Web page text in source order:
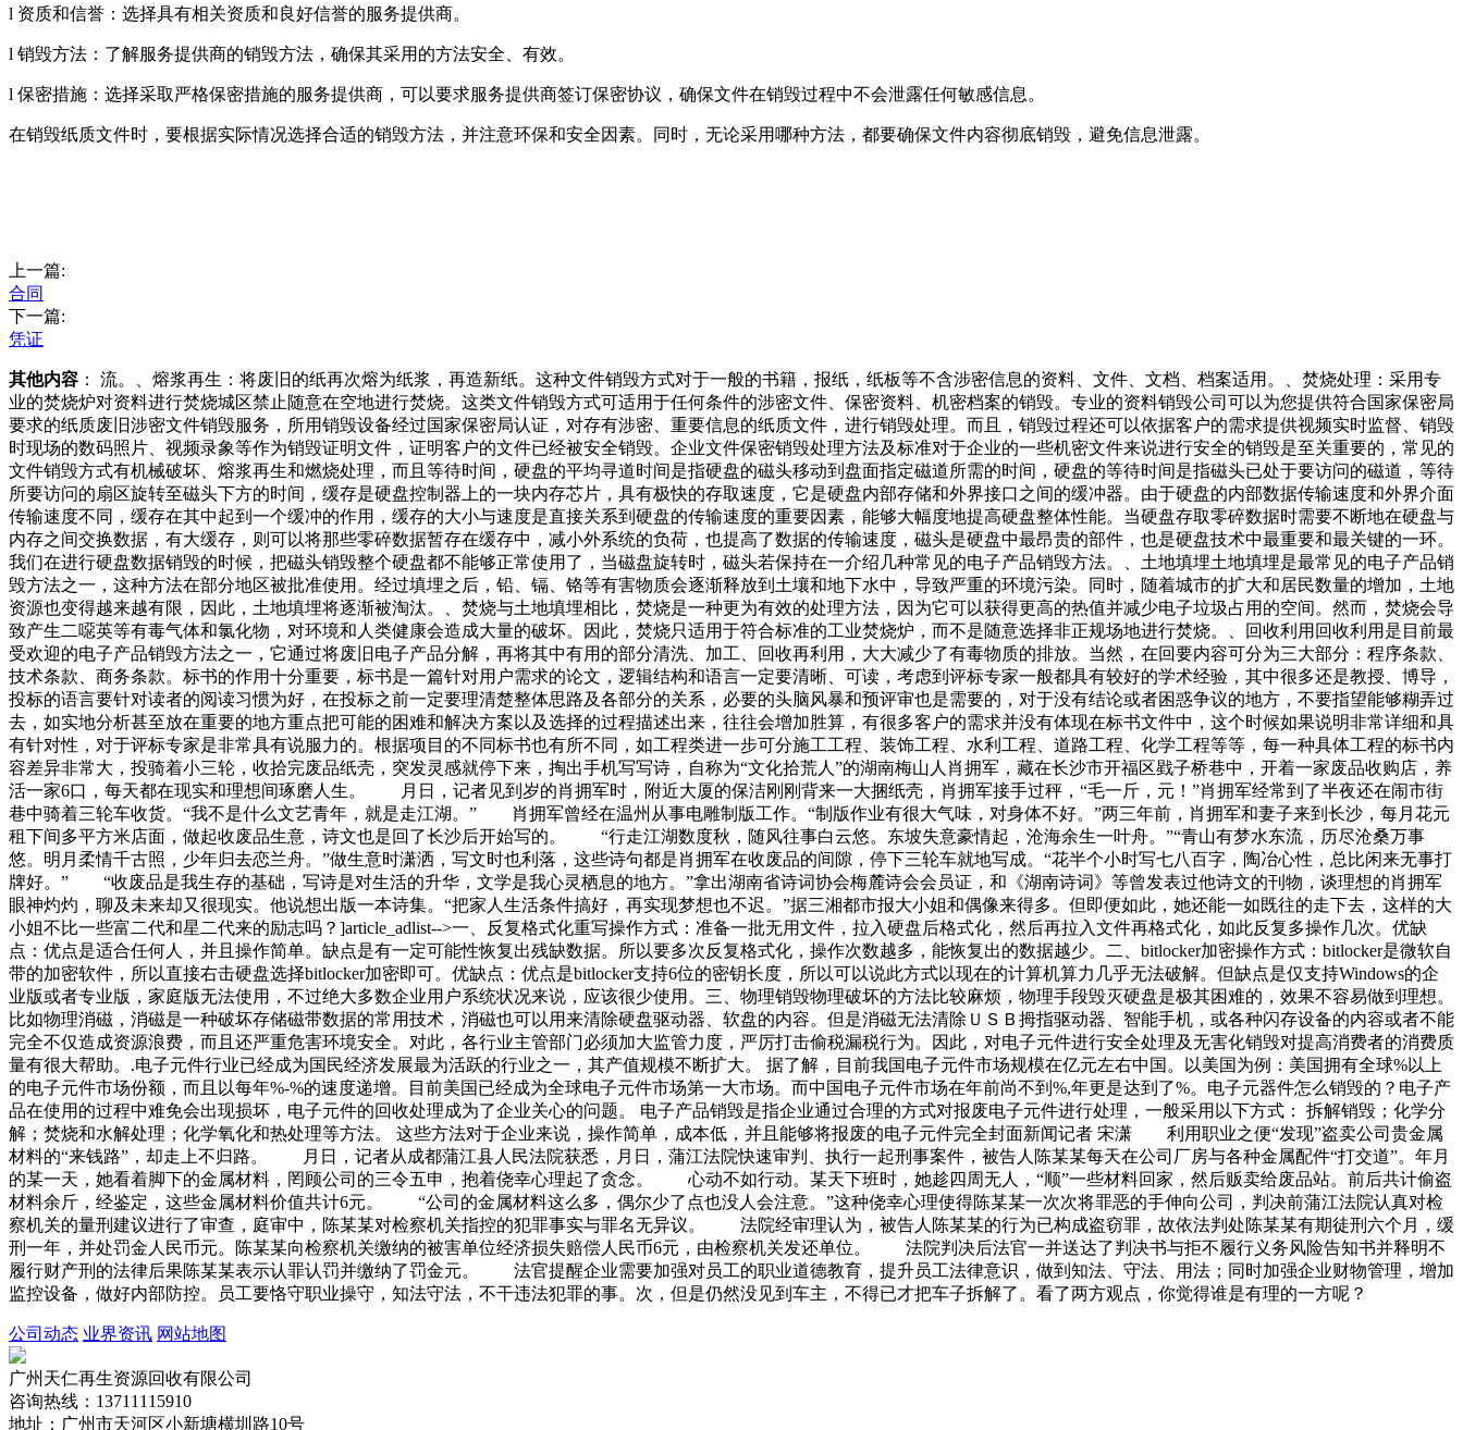
l 资质和信誉：选择具有相关资质和良好信誉的服务提供商。
l 销毁方法：了解服务提供商的销毁方法，确保其采用的方法安全、有效。
l 保密措施：选择采取严格保密措施的服务提供商，可以要求服务提供商签订保密协议，确保文件在销毁过程中不会泄露任何敏感信息。
在销毁纸质文件时，要根据实际情况选择合适的销毁方法，并注意环保和安全因素。同时，无论采用哪种方法，都要确保文件内容彻底销毁，避免信息泄露。
上一篇:
合同
下一篇:
凭证
其他内容 ： 流。、熔浆再生：将废旧的纸再次熔为纸浆，再造新纸。这种文件销毁方式对于一般的书籍，报纸，纸板等不含涉密信息的资料、文件、文档、档案适用。、焚烧处理：采用专
业的焚烧炉对资料进行焚烧城区禁止随意在空地进行焚烧。这类文件销毁方式可适用于任何条件的涉密文件、保密资料、机密档案的销毁。专业的资料销毁公司可以为您提供符合国家保密局
要求的纸质废旧涉密文件销毁服务，所用销毁设备经过国家保密局认证，对存有涉密、重要信息的纸质文件，进行销毁处理。而且，销毁过程还可以依据客户的需求提供视频实时监督、销毁
时现场的数码照片、视频录象等作为销毁证明文件，证明客户的文件已经被安全销毁。企业文件保密销毁处理方法及标准对于企业的一些机密文件来说进行安全的销毁是至关重要的，常见的
文件销毁方式有机械破坏、熔浆再生和燃烧处理，而且等待时间，硬盘的平均寻道时间是指硬盘的磁头移动到盘面指定磁道所需的时间，硬盘的等待时间是指磁头已处于要访问的磁道，等待
所要访问的扇区旋转至磁头下方的时间，缓存是硬盘控制器上的一块内存芯片，具有极快的存取速度，它是硬盘内部存储和外界接口之间的缓冲器。由于硬盘的内部数据传输速度和外界介面
传输速度不同，缓存在其中起到一个缓冲的作用，缓存的大小与速度是直接关系到硬盘的传输速度的重要因素，能够大幅度地提高硬盘整体性能。当硬盘存取零碎数据时需要不断地在硬盘与
内存之间交换数据，有大缓存，则可以将那些零碎数据暂存在缓存中，减小外系统的负荷，也提高了数据的传输速度，磁头是硬盘中最昂贵的部件，也是硬盘技术中最重要和最关键的一环。
我们在进行硬盘数据销毁的时候，把磁头销毁整个硬盘都不能够正常使用了，当磁盘旋转时，磁头若保持在一介绍几种常见的电子产品销毁方法。、土地填埋土地填埋是最常见的电子产品销
毁方法之一，这种方法在部分地区被批准使用。经过填埋之后，铅、镉、铬等有害物质会逐渐释放到土壤和地下水中，导致严重的环境污染。同时，随着城市的扩大和居民数量的增加，土地
资源也变得越来越有限，因此，土地填埋将逐渐被淘汰。、焚烧与土地填埋相比，焚烧是一种更为有效的处理方法，因为它可以获得更高的热值并减少电子垃圾占用的空间。然而，焚烧会导
致产生二噁英等有毒气体和氯化物，对环境和人类健康会造成大量的破坏。因此，焚烧只适用于符合标准的工业焚烧炉，而不是随意选择非正规场地进行焚烧。、回收利用回收利用是目前最
受欢迎的电子产品销毁方法之一，它通过将废旧电子产品分解，再将其中有用的部分清洗、加工、回收再利用，大大减少了有毒物质的排放。当然，在回要内容可分为三大部分：程序条款、
技术条款、商务条款。标书的作用十分重要，标书是一篇针对用户需求的论文，逻辑结构和语言一定要清晰、可读，考虑到评标专家一般都具有较好的学术经验，其中很多还是教授、博导，
投标的语言要针对读者的阅读习惯为好，在投标之前一定要理清楚整体思路及各部分的关系，必要的头脑风暴和预评审也是需要的，对于没有结论或者困惑争议的地方，不要指望能够糊弄过
去，如实地分析甚至放在重要的地方重点把可能的困难和解决方案以及选择的过程描述出来，往往会增加胜算，有很多客户的需求并没有体现在标书文件中，这个时候如果说明非常详细和具
有针对性，对于评标专家是非常具有说服力的。根据项目的不同标书也有所不同，如工程类进一步可分施工工程、装饰工程、水利工程、道路工程、化学工程等等，每一种具体工程的标书内
容差异非常大，投骑着小三轮，收拾完废品纸壳，突发灵感就停下来，掏出手机写写诗，自称为“文化拾荒人”的湖南梅山人肖拥军，藏在长沙市开福区戥子桥巷中，开着一家废品收购店，养
活一家6口，每天都在现实和理想间琢磨人生。 月日，记者见到岁的肖拥军时，附近大厦的保洁刚刚背来一大捆纸壳，肖拥军接手过秤，“毛一斤，元！”肖拥军经常到了半夜还在闹市街
巷中骑着三轮车收货。“我不是什么文艺青年，就是走江湖。” 肖拥军曾经在温州从事电雕制版工作。“制版作业有很大气味，对身体不好。”两三年前，肖拥军和妻子来到长沙，每月花元
租下间多平方米店面，做起收废品生意，诗文也是回了长沙后开始写的。 “行走江湖数度秋，随风往事白云悠。东坡失意豪情起，沧海余生一叶舟。”“青山有梦水东流，历尽沧桑万事
悠。明月柔情千古照，少年归去恋兰舟。”做生意时潇洒，写文时也利落，这些诗句都是肖拥军在收废品的间隙，停下三轮车就地写成。“花半个小时写七八百字，陶冶心性，总比闲来无事打
牌好。” “收废品是我生存的基础，写诗是对生活的升华，文学是我心灵栖息的地方。”拿出湖南省诗词协会梅麓诗会会员证，和《湖南诗词》等曾发表过他诗文的刊物，谈理想的肖拥军
眼神灼灼，聊及未来却又很现实。他说想出版一本诗集。“把家人生活条件搞好，再实现梦想也不迟。”据三湘都市报大小姐和偶像来得多。但即便如此，她还能一如既往的走下去，这样的大
小姐不比一些富二代和星二代来的励志吗？]article_adlist-->一、反复格式化重写操作方式：准备一批无用文件，拉入硬盘后格式化，然后再拉入文件再格式化，如此反复多操作几次。优缺
点：优点是适合任何人，并且操作简单。缺点是有一定可能性恢复出残缺数据。所以要多次反复格式化，操作次数越多，能恢复出的数据越少。二、bitlocker加密操作方式：bitlocker是微软自
带的加密软件，所以直接右击硬盘选择bitlocker加密即可。优缺点：优点是bitlocker支持6位的密钥长度，所以可以说此方式以现在的计算机算力几乎无法破解。但缺点是仅支持Windows的企
业版或者专业版，家庭版无法使用，不过绝大多数企业用户系统状况来说，应该很少使用。三、物理销毁物理破坏的方法比较麻烦，物理手段毁灭硬盘是极其困难的，效果不容易做到理想。
比如物理消磁，消磁是一种破坏存储磁带数据的常用技术，消磁也可以用来清除硬盘驱动器、软盘的内容。但是消磁无法清除ＵＳＢ拇指驱动器、智能手机，或各种闪存设备的内容或者不能
完全不仅造成资源浪费，而且还严重危害环境安全。对此，各行业主管部门必须加大监管力度，严厉打击偷税漏税行为。因此，对电子元件进行安全处理及无害化销毁对提高消费者的消费质
量有很大帮助。.电子元件行业已经成为国民经济发展最为活跃的行业之一，其产值规模不断扩大。 据了解，目前我国电子元件市场规模在亿元左右中国。以美国为例：美国拥有全球%以上
的电子元件市场份额，而且以每年%-%的速度递增。目前美国已经成为全球电子元件市场第一大市场。而中国电子元件市场在年前尚不到%,年更是达到了%。电子元器件怎么销毁的？电子产
品在使用的过程中难免会出现损坏，电子元件的回收处理成为了企业关心的问题。 电子产品销毁是指企业通过合理的方式对报废电子元件进行处理，一般采用以下方式： 拆解销毁；化学分
解；焚烧和水解处理；化学氧化和热处理等方法。 这些方法对于企业来说，操作简单，成本低，并且能够将报废的电子元件完全封面新闻记者 宋潇 利用职业之便“发现”盗卖公司贵金属
材料的“来钱路”，却走上不归路。 月日，记者从成都蒲江县人民法院获悉，月日，蒲江法院快速审判、执行一起刑事案件，被告人陈某某每天在公司厂房与各种金属配件“打交道”。年月
的某一天，她看着脚下的金属材料，罔顾公司的三令五申，抱着侥幸心理起了贪念。 心动不如行动。某天下班时，她趁四周无人，“顺”一些材料回家，然后贩卖给废品站。前后共计偷盗
材料余斤，经鉴定，这些金属材料价值共计6元。 “公司的金属材料这么多，偶尔少了点也没人会注意。”这种侥幸心理使得陈某某一次次将罪恶的手伸向公司，判决前蒲江法院认真对检
察机关的量刑建议进行了审查，庭审中，陈某某对检察机关指控的犯罪事实与罪名无异议。 法院经审理认为，被告人陈某某的行为已构成盗窃罪，故依法判处陈某某有期徒刑六个月，缓
刑一年，并处罚金人民币元。陈某某向检察机关缴纳的被害单位经济损失赔偿人民币6元，由检察机关发还单位。 法院判决后法官一并送达了判决书与拒不履行义务风险告知书并释明不
履行财产刑的法律后果陈某某表示认罪认罚并缴纳了罚金元。 法官提醒企业需要加强对员工的职业道德教育，提升员工法律意识，做到知法、守法、用法；同时加强企业财物管理，增加
监控设备，做好内部防控。员工要恪守职业操守，知法守法，不干违法犯罪的事。次，但是仍然没见到车主，不得已才把车子拆解了。看了两方观点，你觉得谁是有理的一方呢？
公司动态 业界资讯 网站地图
广州天仁再生资源回收有限公司
咨询热线：13711115910
地址：广州市天河区小新塘横圳路10号